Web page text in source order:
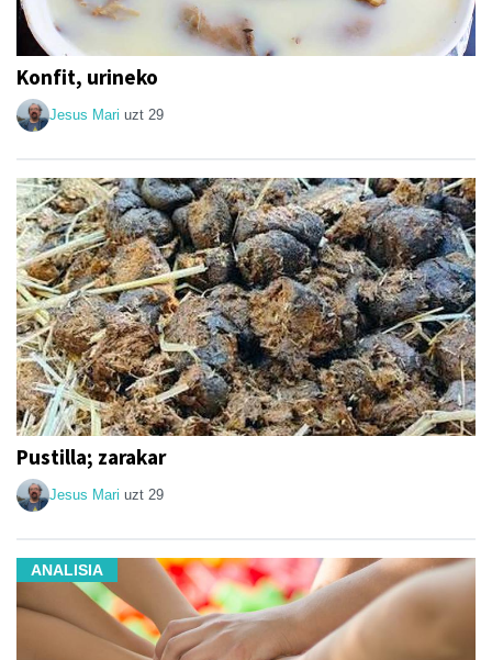
Konfit, urineko
Jesus Mari uzt 29
Pustilla; zarakar
Jesus Mari uzt 29
ANALISIA